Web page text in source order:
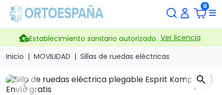
0
Establecimiento sanitario autorizado. Ver licencia
Inicio
MOVILIDAD Sillas de ruedas eléctricas
Previous Next
search